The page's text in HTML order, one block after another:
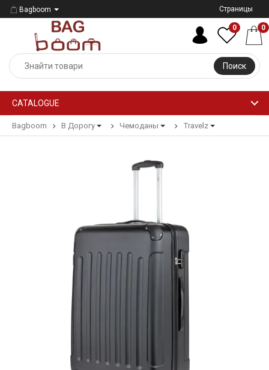
Bagboom Страницы
Поиск
0 0
CATALOGUE
Bagboom В Дорогу Чемоданы Travelz